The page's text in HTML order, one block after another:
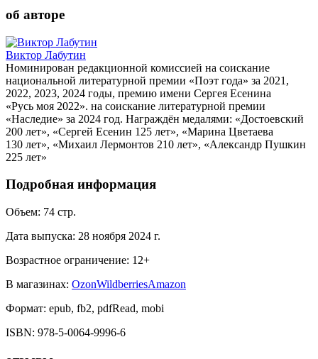
об авторе
Виктор Лабутин
Номинирован редакционной комиссией на соискание
национальной литературной премии «Поэт года» за 2021,
2022, 2023, 2024 годы, премию имени Сергея Есенина
«Русь моя 2022». на соискание литературной премии
«Наследие» за 2024 год. Награждён медалями: «Достоевский
200 лет», «Сергей Есенин 125 лет», «Марина Цветаева
130 лет», «Михаил Лермонтов 210 лет», «Александр Пушкин
225 лет»
Подробная информация
Объем: 74 стр.
Дата выпуска: 28 ноября 2024 г.
Возрастное ограничение: 12+
В магазинах: OzonWildberriesAmazon
Формат: epub, fb2, pdfRead, mobi
ISBN: 978-5-0064-9996-6